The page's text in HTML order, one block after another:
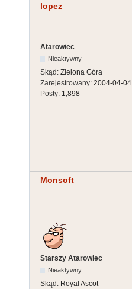
lopez
Atarowiec
Nieaktywny
Skąd: Zielona Góra
Zarejestrowany: 2004-04-04
Posty: 1,898
Monsoft
Starszy Atarowiec
Nieaktywny
Skąd: Royal Ascot